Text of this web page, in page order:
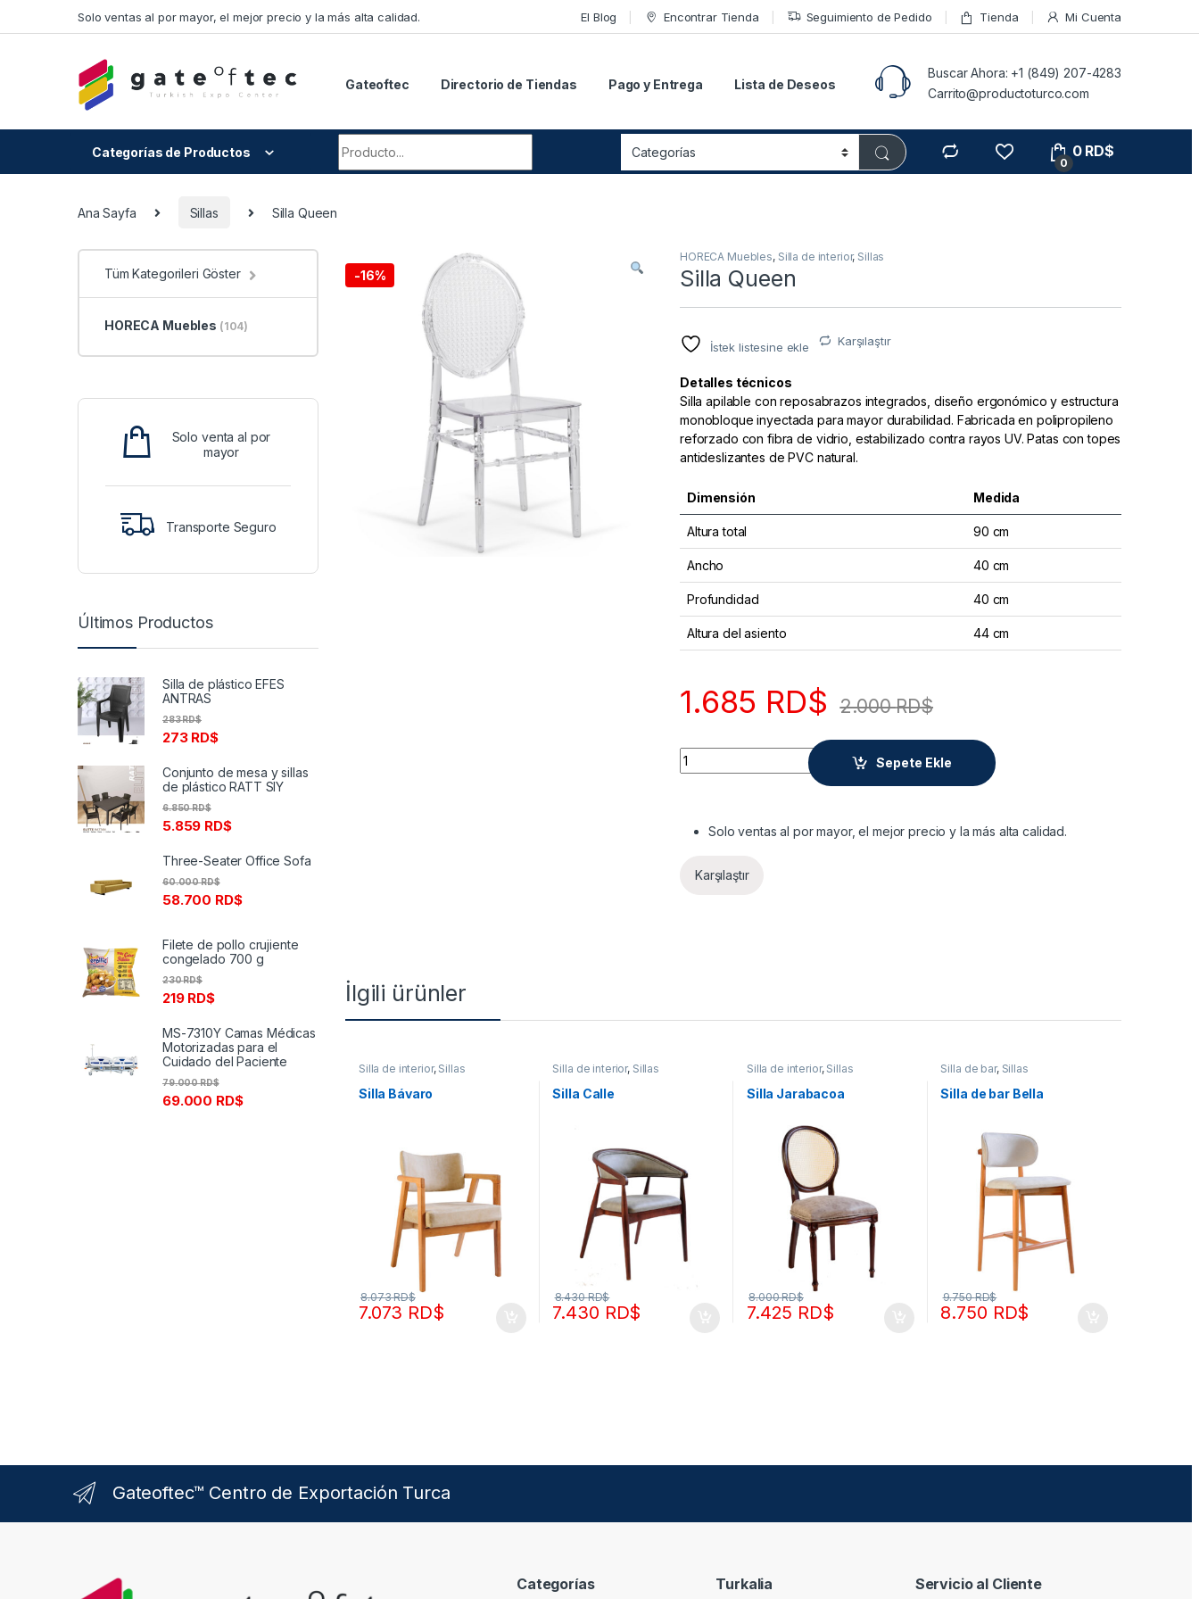
Solo ventas al por mayor, el mejor precio y la más alta calidad. El Blog Encontrar Tienda Seguimiento de Pedido Tienda Mi Cuenta
Gateoftec Directorio de Tiendas Pago y Entrega Lista de Deseos
Buscar Ahora: +1 (849) 207-4283
Carrito@productoturco.com
Categorías de Productos
0
0 RD$
Ana Sayfa Sillas Silla Queen
-16%
HORECA Muebles, Silla de interior, Sillas
Silla Queen
İstek listesine ekle Karşılaştır
Detalles técnicos
Silla apilable con reposabrazos integrados, diseño ergonómico y estructura
monobloque inyectada para mayor durabilidad. Fabricada en polipropileno
reforzado con fibra de vidrio, estabilizado contra rayos UV. Patas con topes
antideslizantes de PVC natural.
Dimensión Medida
Altura total 90 cm
Ancho 40 cm
Profundidad 40 cm
Altura del asiento 44 cm
1.685 RD$ 2.000RD$
Quantity
Sepete Ekle
Solo ventas al por mayor, el mejor precio y la más alta calidad.
Karşılaştır
İlgili ürünler
Silla de interior, Sillas
Silla Bávaro
7.073 RD$
8.073RD$
Silla de interior, Sillas
Silla Calle
7.430 RD$
8.430RD$
Silla de interior, Sillas
Silla Jarabacoa
7.425 RD$
8.000RD$
Silla de bar, Sillas
Silla de bar Bella
8.750 RD$
9.750RD$
Tüm Kategorileri Göster
HORECA Muebles (104)
Solo venta al por
mayor
Transporte Seguro
Últimos Productos
Silla de plástico EFES
ANTRAS
273 RD$
283RD$
Conjunto de mesa y sillas
de plástico RATT SIY
5.859 RD$
6.850RD$
Three-Seater Office Sofa
58.700 RD$
60.000RD$
Filete de pollo crujiente
congelado 700 g
219 RD$
230RD$
MS-7310Y Camas Médicas
Motorizadas para el
Cuidado del Paciente
69.000 RD$
79.000RD$
Gateoftec™ Centro de Exportación Turca
Categorías Turkalia Servicio al Cliente